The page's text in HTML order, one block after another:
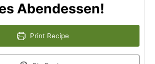
Abendessen!
Print Recipe